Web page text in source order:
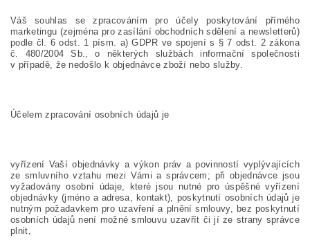
Váš souhlas se zpracováním pro účely poskytování přímého
marketingu (zejména pro zasílání obchodních sdělení a newsletterů)
podle čl. 6 odst. 1 písm. a) GDPR ve spojení s § 7 odst. 2 zákona
č. 480/2004 Sb., o některých službách informační společnosti
v případě, že nedošlo k objednávce zboží nebo služby.
Účelem zpracování osobních údajů je
vyřízení Vaší objednávky a výkon práv a povinností vyplývajících
ze smluvního vztahu mezi Vámi a správcem; při objednávce jsou
vyžadovány osobní údaje, které jsou nutné pro úspěšné vyřízení
objednávky (jméno a adresa, kontakt), poskytnutí osobních údajů je
nutným požadavkem pro uzavření a plnění smlouvy, bez poskytnutí
osobních údajů není možné smlouvu uzavřít či jí ze strany správce
plnit,